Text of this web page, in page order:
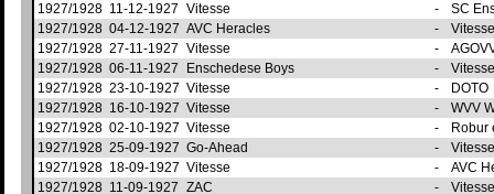
1927/1928 11-12-1927 Vitesse -
SC
1927/1928 04-12-1927 AVC Heracles -
1927/1928 27-11-1927 Vitesse -
1927/1928 06-11-1927 Enschedese Boys -
1927/1928 23-10-1927 Vitesse -
DOTO
1927/1928 16-10-1927 Vitesse -
WVV
1927/1928 02-10-1927 Vitesse -
Robur
1927/1928 25-09-1927 Go-Ahead -
1927/1928 18-09-1927 Vitesse -
AVC
1927/1928 11-09-1927 ZAC -